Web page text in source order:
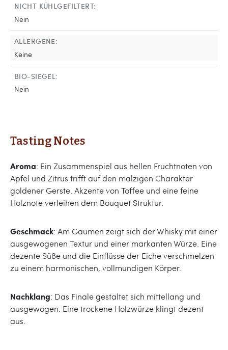
NICHT KÜHLGEFILTERT:
Nein
ALLERGENE:
Keine
BIO-SIEGEL:
Nein
Tasting Notes
Aroma: Ein Zusammenspiel aus hellen Fruchtnoten von
Apfel und Zitrus trifft auf den malzigen Charakter
goldener Gerste. Akzente von Toffee und eine feine
Holznote verleihen dem Bouquet Struktur.
Geschmack: Am Gaumen zeigt sich der Whisky mit einer
ausgewogenen Textur und einer markanten Würze. Eine
dezente Süße und die Einflüsse der Eiche verschmelzen
zu einem harmonischen, vollmundigen Körper.
Nachklang: Das Finale gestaltet sich mittellang und
ausgewogen. Eine trockene Holzwürze klingt dezent
aus.